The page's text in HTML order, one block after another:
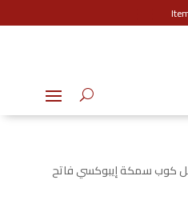
كوب سمكة إيبوكسي فاتح